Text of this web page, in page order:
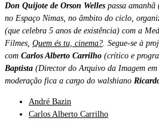
Don Quijote de Orson Welles passa
no Espaço Nimas, no âmbito do ciclo,
(que celebra 5 anos de existência) com a
Filmes, Quem és tu, cinema? Segue-se à
com Carlos Alberto Carrilho (crítico e
Baptista (Director do Arquivo da Imagem
moderação fica a cargo do walshiano
André Bazin
Carlos Alberto Carrilho